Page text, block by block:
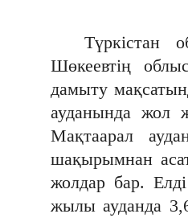
Түркістан
Шөкеевтің
дамыту
ауданында жол
Мақтаарал
шақырымнан
жолдар бар.
жылы ауданда